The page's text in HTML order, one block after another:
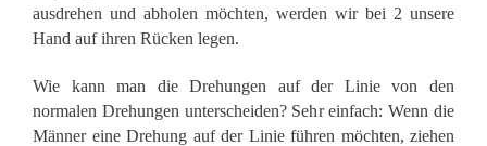
ausdrehen und abholen möchten, werden wir bei 2 unsere
Hand auf ihren Rücken legen.
Wie kann man die Drehungen auf der Linie von den
normalen Drehungen unterscheiden? Sehr einfach: Wenn die
Männer eine Drehung auf der Linie führen möchten, ziehen